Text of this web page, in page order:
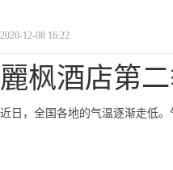
2020-12-08 16:22
麗枫酒店第
近日，全国各地的气温逐渐走低